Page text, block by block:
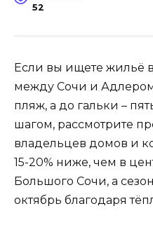
52
Если вы ищете жильё
между Сочи и
пляж, а до гальки –
шагом, рассмотрите
владельцев домов и
15-20% ниже, чем в
Большого Сочи, а
октябрь благодаря